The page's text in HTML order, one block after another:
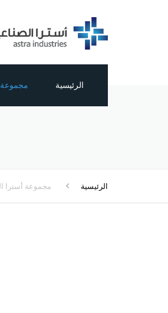
الرئيسية مجموعة
الإنجازات
الرئيسية مجموعة أسترا